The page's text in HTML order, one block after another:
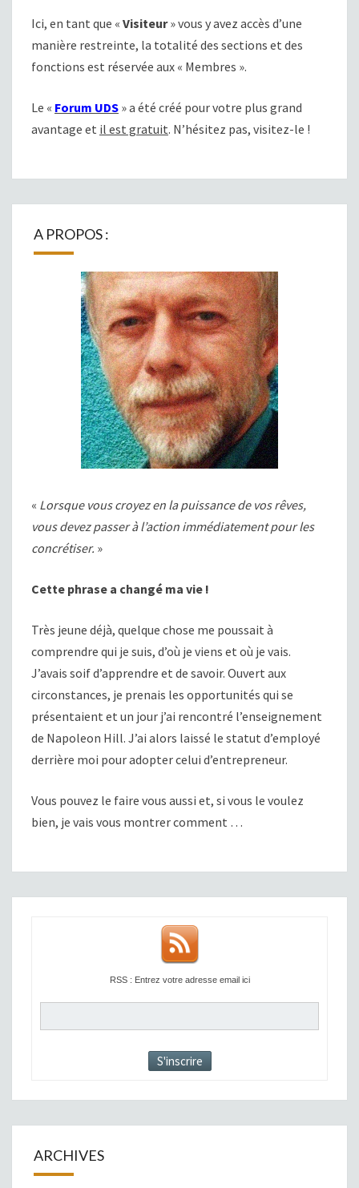
Ici, en tant que « Visiteur» vous y avez accès d’une
manière restreinte, la totalité des sections et des
fonctions est réservée aux « Membres ».
Le « Forum UDS » a été créé pour votre plus grand
avantage et il est gratuit. N’hésitez pas, visitez-le !
A PROPOS :
« Lorsque vous croyez en la puissance de vos rêves,
vous devez passer à l’action immédiatement pour les
concrétiser. »
Cette phrase a changé ma vie !
Très jeune déjà, quelque chose me poussait à
comprendre qui je suis, d’où je viens et où je vais.
J’avais soif d’apprendre et de savoir. Ouvert aux
circonstances, je prenais les opportunités qui se
présentaient et un jour j’ai rencontré l’enseignement
de Napoleon Hill. J’ai alors laissé le statut d’employé
derrière moi pour adopter celui d’entrepreneur.
Vous pouvez le faire vous aussi et, si vous le voulez
bien, je vais vous montrer comment …
RSS : Entrez votre adresse email ici
ARCHIVES